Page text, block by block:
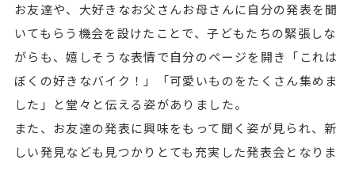
お友達や、大好きなお父さんお母さんに自分の発表を聞
いてもらう機会を設けたことで、子どもたちの緊張しな
がらも、嬉しそうな表情で自分のページを開き「これは
ぼくの好きなバイク！」「可愛いものをたくさん集めま
した」と堂々と伝える姿がありました。
また、お友達の発表に興味をもって聞く姿が見られ、新
しい発見なども見つかりとても充実した発表会となりま